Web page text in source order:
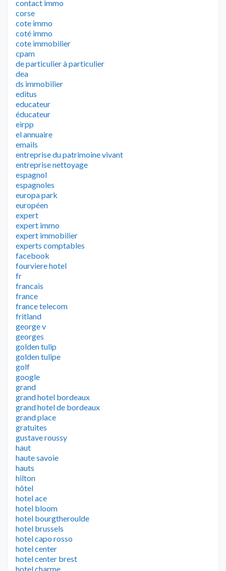
contact immo
corse
cote immo
coté immo
cote immobilier
cpam
de particulier à particulier
dea
ds immobilier
editus
educateur
éducateur
eirpp
el annuaire
emails
entreprise du patrimoine vivant
entreprise nettoyage
espagnol
espagnoles
europa park
européen
expert
expert immo
expert immobilier
experts comptables
facebook
fourviere hotel
fr
francais
france
france telecom
fritland
george v
georges
golden tulip
golden tulipe
golf
google
grand
grand hotel bordeaux
grand hotel de bordeaux
grand place
gratuites
gustave roussy
haut
haute savoie
hauts
hilton
hôtel
hotel ace
hotel bloom
hotel bourgtheroulde
hotel brussels
hotel capo rosso
hotel center
hotel center brest
hotel charme